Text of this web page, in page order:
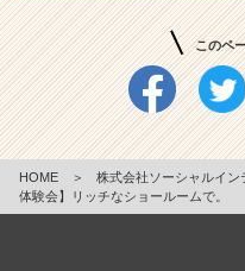
このペ
HOME ＞ 株式会社ソーシャルイン
体験会】リッチなショールームで。